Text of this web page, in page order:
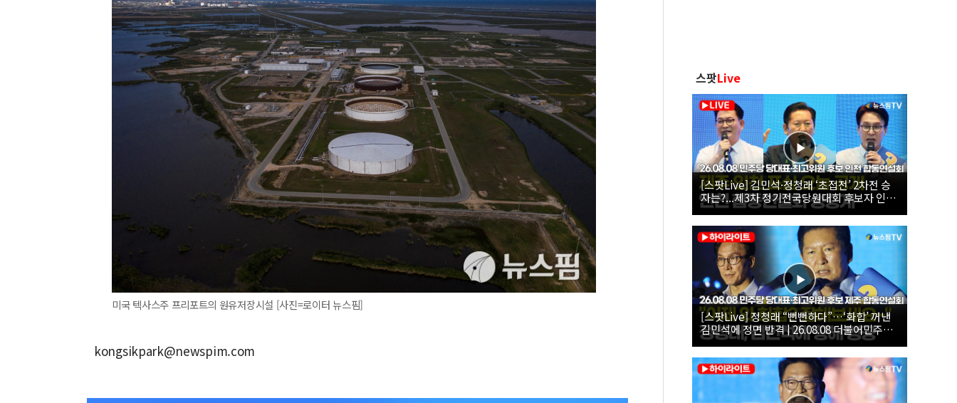
미국 텍사스주 프리포트의 원유저장시설 [사진=로이터 뉴스핌]
kongsikpark@newspim.com
스팟Live
[스팟Live] 김민석·정청래 ‘초접전’ 2차전 승
자는?...제3차 정기전국당원대회 후보자 인천
합동연설회 생중계 | 26.08.08
[스팟Live] 정청래 “뻔뻔하다”…‘화합’ 꺼낸
김민석에 정면 반격 | 26.08.08 더불어민주당
당대표·최고위원 후보 제주 합동연설회